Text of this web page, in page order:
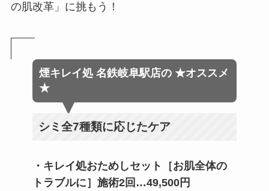
の肌改革」に挑もう！
煙キレイ処 名鉄岐阜駅店の ★オススメ
★
シミ全7種類に応じたケア
・ キレイ処おためしセット［お肌全体の
トラブルに］施術2回…49,500円